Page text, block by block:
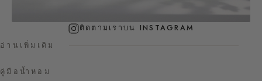
ติดตามเราบน INSTAGRAM
อ่านเพิ่มเติม
คู่มือน้ำหอม